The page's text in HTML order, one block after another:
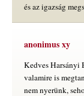
és az igazság
anonimus xy
Kedves Harsányi
valamire is
nem nyerünk,